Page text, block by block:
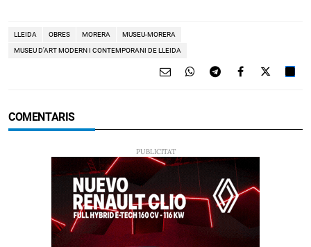
LLEIDA OBRES MORERA MUSEU-MORERA
MUSEU D'ART MODERN I CONTEMPORANI DE LLEIDA
COMENTARIS